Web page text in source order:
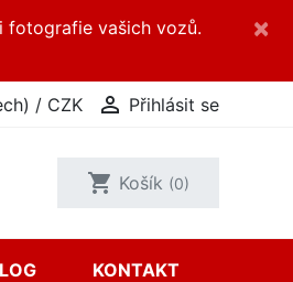
fotografie vašich vozů.
×
/ CZK  Přihlásit se
shopping_cart Košík (0)
KONTAKT